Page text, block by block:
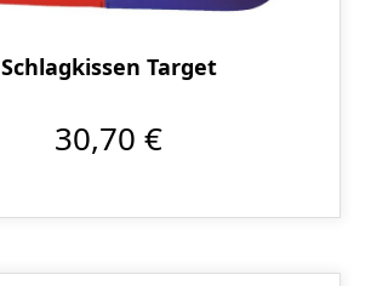
Schlagkissen Target
30,70 €